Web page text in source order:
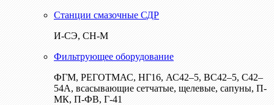
Станции смазочные СДР
И-СЭ, СН-М
Фильтрующее оборудование
ФГМ, РЕГОТМАС, НГ16, АС42–5, ВС42–5, С42–
54А, всасывающие сетчатые, щелевые, сапуны, П-
МК, П-ФВ, Г-41